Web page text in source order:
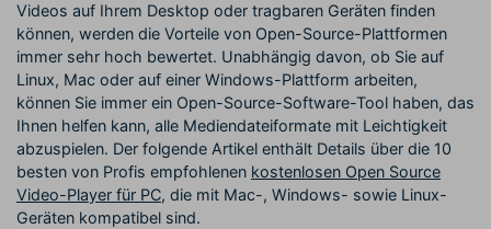
Creator
Monetarisierungs-
Programm
Monetarisieren Sie
Ihren Einfluss mit Filmora
Freunde-werben-
Programm
An Freunde empfehlen,
Belohnungen erhalten
Community
Empfohlene Inhalte
Support
Lernen
Videos auf Ihrem Desktop oder tragbaren Geräten finden
können, werden die Vorteile von Open-Source-Plattformen
immer sehr hoch bewertet. Unabhängig davon, ob Sie auf
Linux, Mac oder auf einer Windows-Plattform arbeiten,
können Sie immer ein Open-Source-Software-Tool haben, das
Ihnen helfen kann, alle Mediendateiformate mit Leichtigkeit
abzuspielen. Der folgende Artikel enthält Details über die 10
besten von Profis empfohlenen kostenlosen Open Source
Video-Player für PC, die mit Mac-, Windows- sowie Linux-
Geräten kompatibel sind.